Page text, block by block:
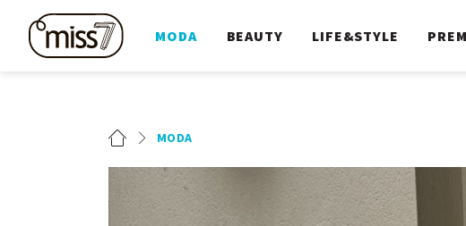
MODA BEAUTY LIFE&STYLE
MODA